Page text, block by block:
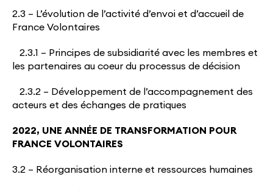
2.3 – L’évolution de l’activité d’envoi et d’accueil de
France Volontaires
2.3.1 – Principes de subsidiarité avec les membres et
les partenaires au coeur du processus de décision
2.3.2 – Développement de l’accompagnement des
acteurs et des échanges de pratiques
2022, UNE ANNÉE DE TRANSFORMATION POUR
FRANCE VOLONTAIRES
3.2 – Réorganisation interne et ressources humaines